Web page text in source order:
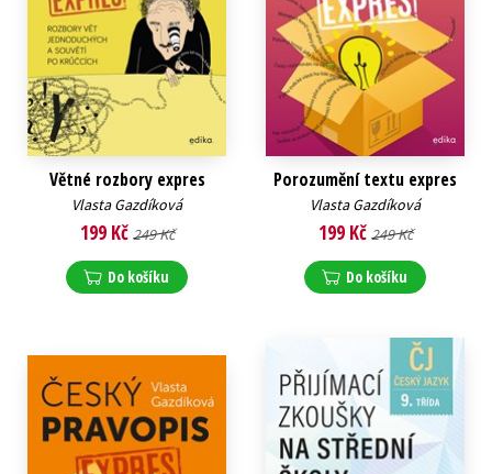
Větné rozbory expres
Vlasta Gazdíková
199 Kč 249 Kč
Do košíku
Porozumění textu expres
Vlasta Gazdíková
199 Kč 249 Kč
Do košíku